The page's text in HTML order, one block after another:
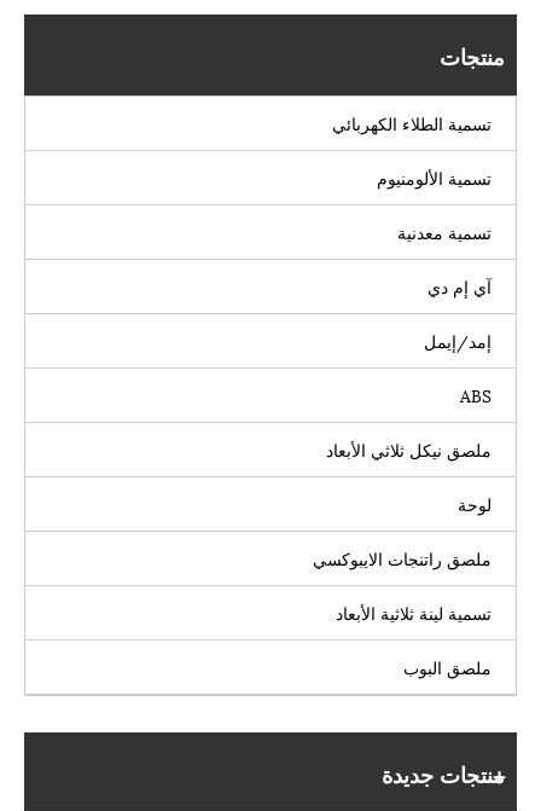
منتجات
تسمية الطلاء الكهربائي
تسمية الألومنيوم
تسمية معدنية
آي إم دي
إمد/إيمل
ABS
ملصق نيكل ثلاثي الأبعاد
لوحة
ملصق راتنجات الايبوكسي
تسمية لينة ثلاثية الأبعاد
ملصق البوب
منتجات جديدة